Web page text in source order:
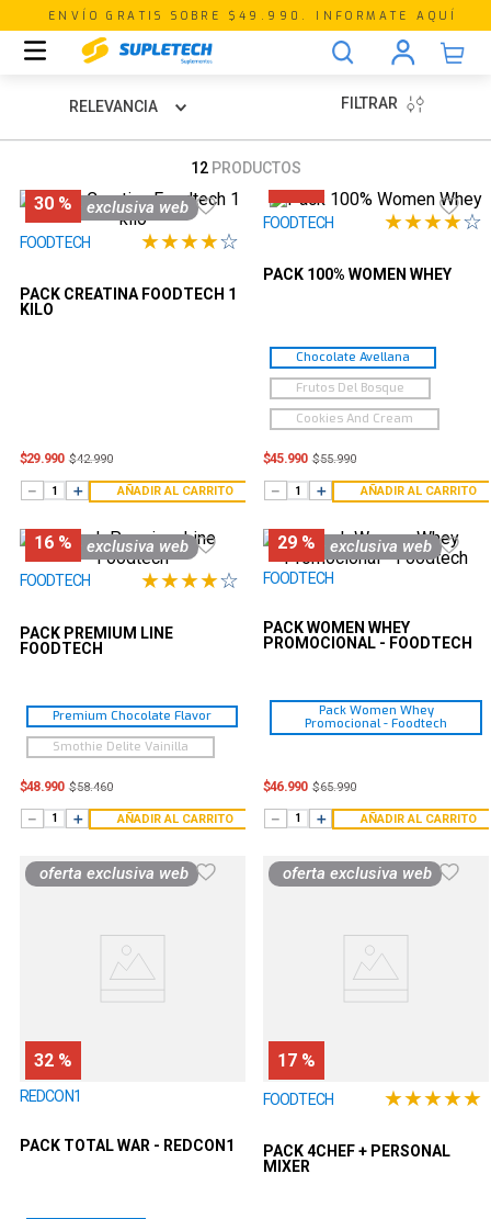
ENVÍO GRATIS SOBRE $49.990. INFORMATE AQUÍ
RELEVANCIA FILTRAR
12 PRODUCTOS
oferta exclusiva web
30 %
FOODTECH ★★★★☆
PACK CREATINA FOODTECH 1
KILO
$29.990 $42.990
＋
－ AÑADIR AL CARRITO
FOODTECH ★★★★☆
PACK 100% WOMEN WHEY
Chocolate Avellana
Frutos Del Bosque
Cookies And Cream
$45.990 $55.990
＋
－ AÑADIR AL CARRITO
oferta exclusiva web
16 %
FOODTECH ★★★★☆
PACK PREMIUM LINE
FOODTECH
Premium Chocolate Flavor
Smothie Delite Vainilla
$48.990 $58.460
＋
－ AÑADIR AL CARRITO
oferta exclusiva web
29 %
FOODTECH
PACK WOMEN WHEY
PROMOCIONAL - FOODTECH
Pack Women Whey
Promocional - Foodtech
$46.990 $65.990
＋
－ AÑADIR AL CARRITO
oferta exclusiva web
32 %
REDCON1
PACK TOTAL WAR - REDCON1
oferta exclusiva web
17 %
FOODTECH ★★★★★
PACK 4CHEF + PERSONAL
MIXER